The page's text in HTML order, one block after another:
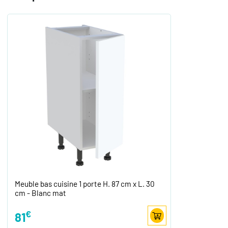
Meuble bas cuisine 1 porte H. 87 cm x L. 30
cm - Blanc mat
81€